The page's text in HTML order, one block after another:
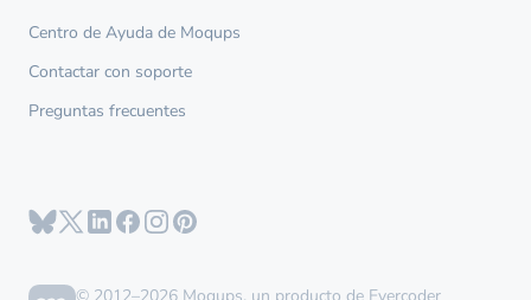
Centro de Ayuda de Moqups
Contactar con soporte
Preguntas frecuentes
© 2012–2026 Moqups, un producto de Evercoder